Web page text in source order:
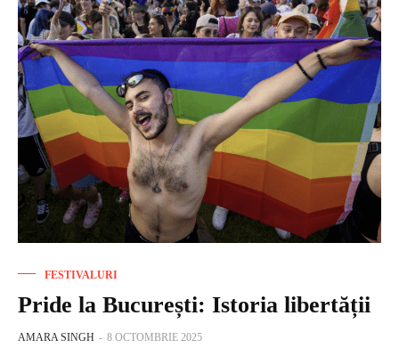
FESTIVALURI
Pride la București: Istoria libertății
AMARA SINGH - 8 OCTOMBRIE 2025